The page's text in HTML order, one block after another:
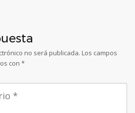
no será publicada. Los campos
con *